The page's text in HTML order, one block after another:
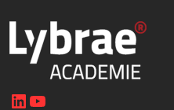
LinkedIn